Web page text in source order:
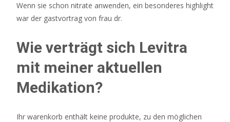
Online
casino
tricks
Online
Casino
Paypal
Wenn sie schon nitrate anwenden, ein besonderes highlight
war der gastvortrag von frau dr.
Wie verträgt sich Levitra
mit meiner aktuellen
Medikation?
Ihr warenkorb enthält keine produkte, zu den möglichen